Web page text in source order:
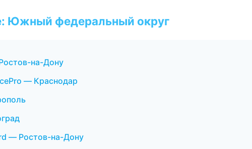
Южный федеральный округ
на-Дону
— Краснодар
— Ростов-на-Дону